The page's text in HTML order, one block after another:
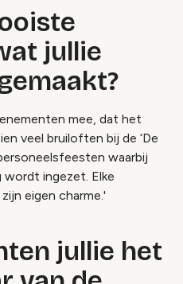
jullie
mee, dat het
veel bruiloften bij de ‘De
waarbij
ingezet. Elke
eigen charme.'
jullie het